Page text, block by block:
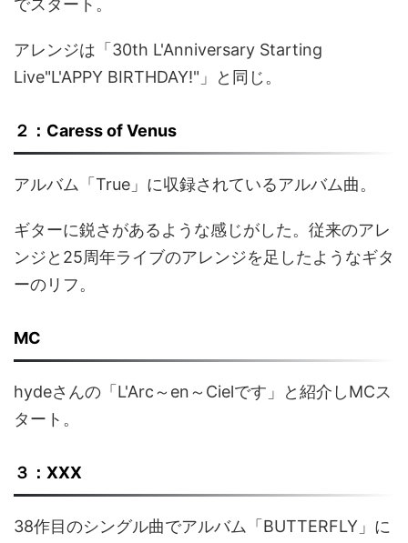
でスタート。
アレンジは「30th L'Anniversary Starting
Live"L'APPY BIRTHDAY!"」と同じ。
２：Caress of Venus
アルバム「True」に収録されているアルバム曲。
ギターに鋭さがあるような感じがした。従来のアレ
ンジと25周年ライブのアレンジを足したようなギタ
ーのリフ。
MC
hydeさんの「L'Arc～en～Cielです」と紹介しMCス
タート。
３：XXX
38作目のシングル曲でアルバム「BUTTERFLY」に